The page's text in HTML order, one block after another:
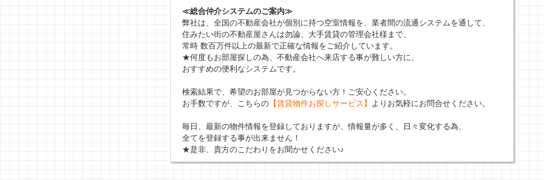
≪総合仲介システムのご案内≫
弊社は、全国の不動産会社が個別に持つ空室情報を、業者間の流通システムを通して、
住みたい街の不動産屋さんは勿論、大手賃貸の管理会社様まで、
常時 数百万件以上の最新で正確な情報をご紹介しています。
★何度もお部屋探しの為、不動産会社へ来店する事が難しい方に、
おすすめの便利なシステムです。
検索結果で、希望のお部屋が見つからない方！ご安心ください。
お手数ですが、こちらの【賃貸物件お探しサービス】 よりお気軽にお問合せください。
毎日、最新の物件情報を登録しておりますが、情報量が多く、日々変化する為、
全てを登録する事が出来ません！
★是非、貴方のこだわりをお聞かせください♪